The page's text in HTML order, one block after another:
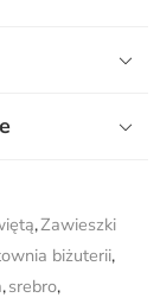
,Zawieszki
biżuterii,
,srebro,